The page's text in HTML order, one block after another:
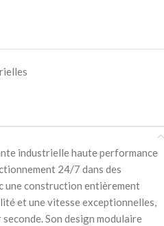
industrielle haute performance
24/7 dans des
une construction entièrement
et une vitesse exceptionnelles,
Son design modulaire